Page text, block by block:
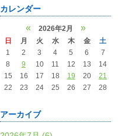
カレンダー
« 2026年2月 »
日 月 火 水 木 金
土
1
2 3 4 5 6
7
8
9 10 11 12 13
14
15
16 17 18 19 20
21
22
23 24 25 26 27 28
アーカイブ